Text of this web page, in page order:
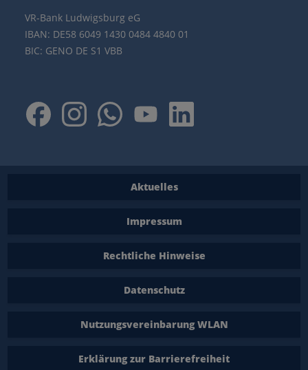
VR-Bank Ludwigsburg eG
IBAN: DE58 6049 1430 0484 4840 01
BIC: GENO DE S1 VBB
Aktuelles
Impressum
Rechtliche Hinweise
Datenschutz
Nutzungsvereinbarung WLAN
Erklärung zur Barrierefreiheit